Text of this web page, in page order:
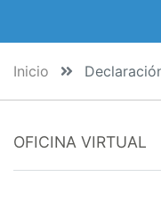
Inicio
OFICINA VIRTUAL